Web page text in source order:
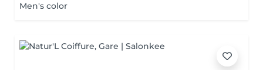
Men's color